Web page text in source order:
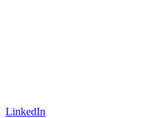
LinkedIn